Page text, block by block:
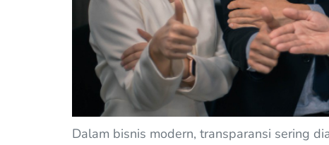
Dalam bisnis modern, transparansi sering